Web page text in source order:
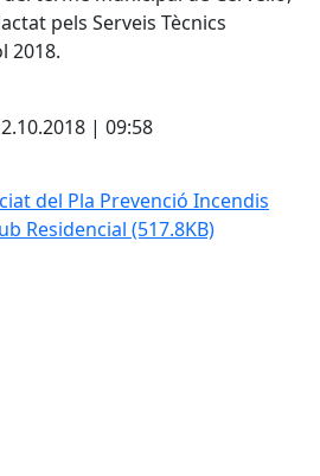
pels Serveis Tècnics
2018.
| 09:58
del Pla Prevenció Incendis
Residencial (517.8KB)